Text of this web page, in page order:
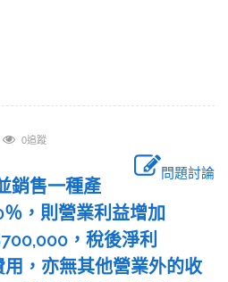
0追蹤
問題討論
銷售一種產
，則營業利益增加
，稅後淨利
，亦無其他營業外的收